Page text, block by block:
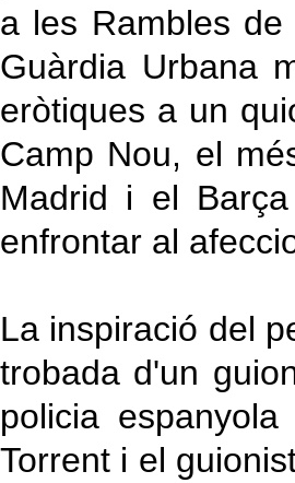
a les Rambles
Guàrdia Urbana
eròtiques a un
Camp Nou, el
Madrid i el
enfrontar al
La inspiració del
trobada d'un
policia
Torrent i el